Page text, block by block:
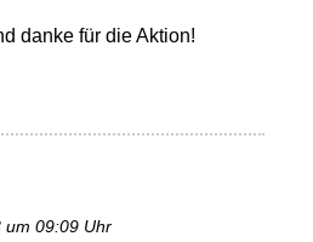
danke für die Aktion!
um 09:09 Uhr